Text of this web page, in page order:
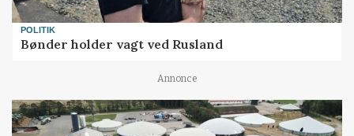
POLITIK
Bønder holder vagt ved Rusland
Annonce